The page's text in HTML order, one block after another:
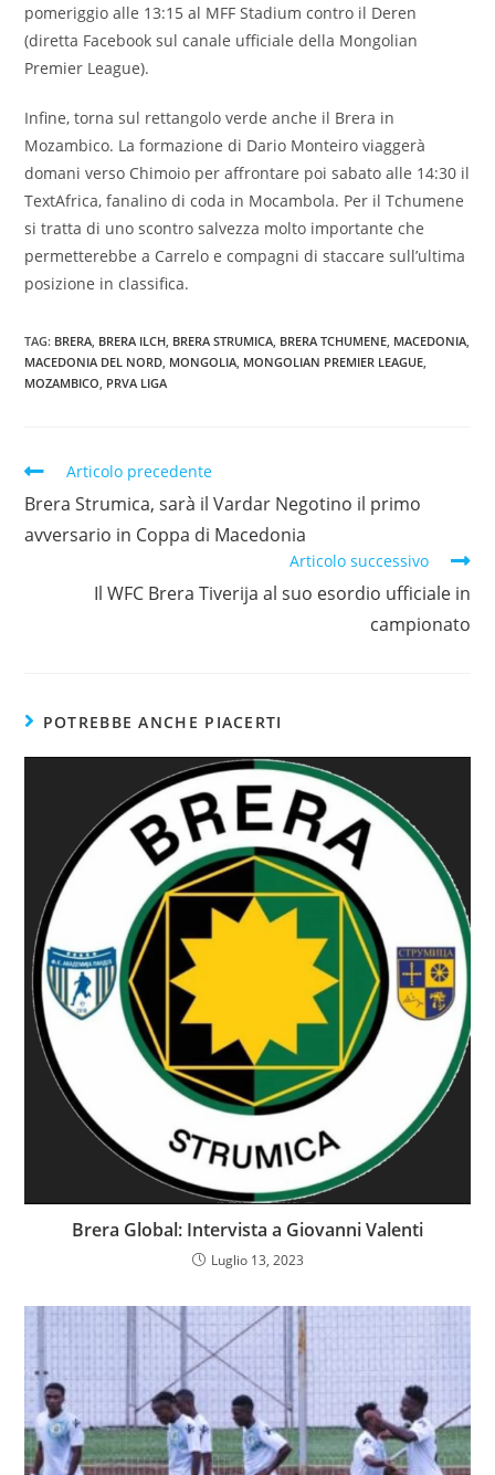
pomeriggio alle 13:15 al MFF Stadium contro il Deren
(diretta Facebook sul canale ufficiale della Mongolian
Premier League).
Infine, torna sul rettangolo verde anche il Brera in
Mozambico. La formazione di Dario Monteiro viaggerà
domani verso Chimoio per affrontare poi sabato alle 14:30 il
TextAfrica, fanalino di coda in Mocambola. Per il Tchumene
si tratta di uno scontro salvezza molto importante che
permetterebbe a Carrelo e compagni di staccare sull’ultima
posizione in classifica.
TAG: BRERA BRERA ILCH BRERA STRUMICA BRERA TCHUMENE MACEDONIA
MACEDONIA DEL NORD MONGOLIA MONGOLIAN PREMIER LEAGUE
MOZAMBICO PRVA LIGA
Articolo precedente
Brera Strumica, sarà il Vardar Negotino il primo
avversario in Coppa di Macedonia
Articolo successivo
Il WFC Brera Tiverija al suo esordio ufficiale in
campionato
POTREBBE ANCHE PIACERTI
Brera Global: Intervista a Giovanni Valenti
Luglio 13, 2023